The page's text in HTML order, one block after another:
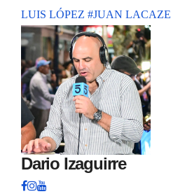
LUIS LÓPEZ #JUAN LACAZE
Dario Izaguirre